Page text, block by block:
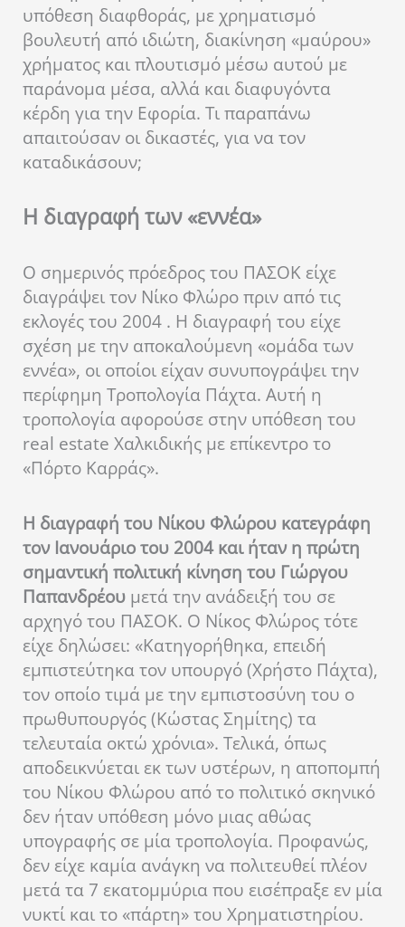
υπόθεση διαφθοράς, με χρηματισμό
βουλευτή από ιδιώτη, διακίνηση «μαύρου»
χρήματος και πλουτισμό μέσω αυτού με
παράνομα μέσα, αλλά και διαφυγόντα
κέρδη για την Εφορία. Τι παραπάνω
απαιτούσαν οι δικαστές, για να τον
καταδικάσουν;
Η διαγραφή των «εννέα»
Ο σημερινός πρόεδρος του ΠΑΣΟΚ είχε
διαγράψει τον Νίκο Φλώρο πριν από τις
εκλογές του 2004 . Η διαγραφή του είχε
σχέση με την αποκαλούμενη «ομάδα των
εννέα», οι οποίοι είχαν συνυπογράψει την
περίφημη Τροπολογία Πάχτα. Αυτή η
τροπολογία αφορούσε στην υπόθεση του
real estate Χαλκιδικής με επίκεντρο το
«Πόρτο Καρράς».
Η διαγραφή του Νίκου Φλώρου κατεγράφη
τον Ιανουάριο του 2004 και ήταν η πρώτη
σημαντική πολιτική κίνηση του Γιώργου
Παπανδρέου μετά την ανάδειξή του σε
αρχηγό του ΠΑΣΟΚ. Ο Νίκος Φλώρος τότε
είχε δηλώσει: «Κατηγορήθηκα, επειδή
εμπιστεύτηκα τον υπουργό (Χρήστο Πάχτα),
τον οποίο τιμά με την εμπιστοσύνη του ο
πρωθυπουργός (Κώστας Σημίτης) τα
τελευταία οκτώ χρόνια». Τελικά, όπως
αποδεικνύεται εκ των υστέρων, η αποπομπή
του Νίκου Φλώρου από το πολιτικό σκηνικό
δεν ήταν υπόθεση μόνο μιας αθώας
υπογραφής σε μία τροπολογία. Προφανώς,
δεν είχε καμία ανάγκη να πολιτευθεί πλέον
μετά τα 7 εκατομμύρια που εισέπραξε εν μία
νυκτί και το «πάρτη» του Χρηματιστηρίου.